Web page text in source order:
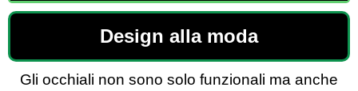
Design alla moda
Gli occhiali non sono solo funzionali ma anche